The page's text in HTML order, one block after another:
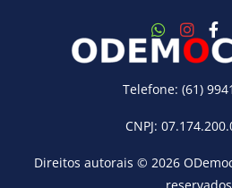
Telefone: (61)
CNPJ:
Direitos autorais © 2026